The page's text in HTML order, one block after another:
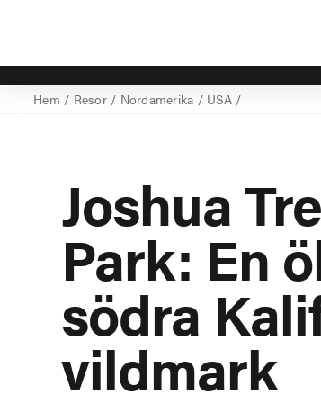
Hem / Resor/ Nordamerika / USA/
Joshua
Park: En
södra
vildmark